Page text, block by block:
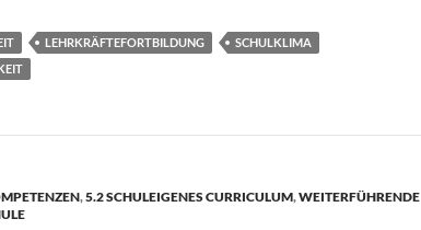
LEHRKRÄFTEFORTBILDUNG
SCHULKLIMA
,5.2 SCHULEIGENES CURRICULUM,WEITERFÜHRENDE